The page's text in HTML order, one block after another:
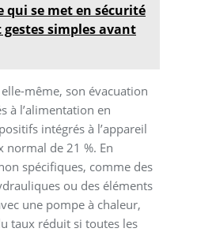
qui se met en sécurité
simples avant
même, son évacuation
à l’alimentation en
intégrés à l’appareil
normal de 21 %. En
spécifiques, comme des
ou des éléments
une pompe à chaleur,
taux réduit si toutes les